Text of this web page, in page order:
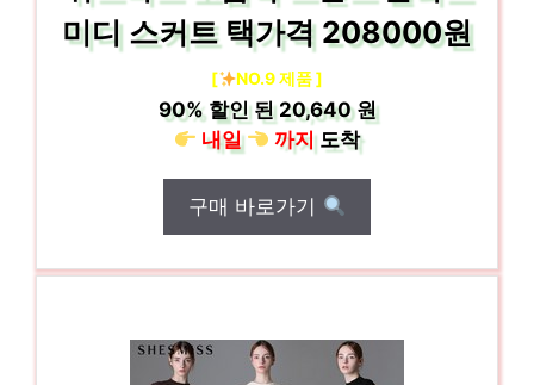
미디 스커트 택가격 208000원
[ NO.9 제품 ]
90%할인 된20,640 원
내일
까지도착
구매 바로가기